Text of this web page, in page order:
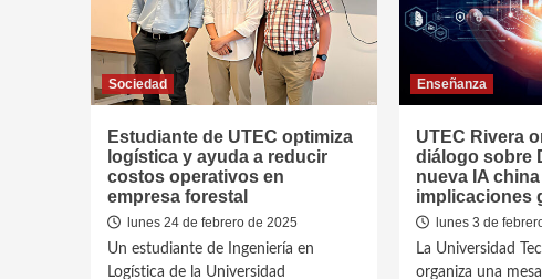
Sociedad
Estudiante de UTEC optimiza
logística y ayuda a reducir
costos operativos en
empresa forestal
lunes 24 de febrero de 2025
Un estudiante de Ingeniería en
Logística de la Universidad
Enseñanza
UTEC Rivera
diálogo sobre
nueva IA
implicaciones
lunes 3 de
La Universidad
organiza una